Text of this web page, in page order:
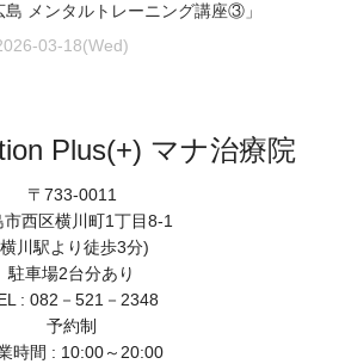
メンタルトレーニング講座③」
03-18(Wed)
Plus(+) マナ治療院
〒733-0011
市西区横川町1丁目8-1
川駅より徒歩3分)
駐車場2台分あり
: 082－521－2348
予約制
時間 : 10:00～20:00